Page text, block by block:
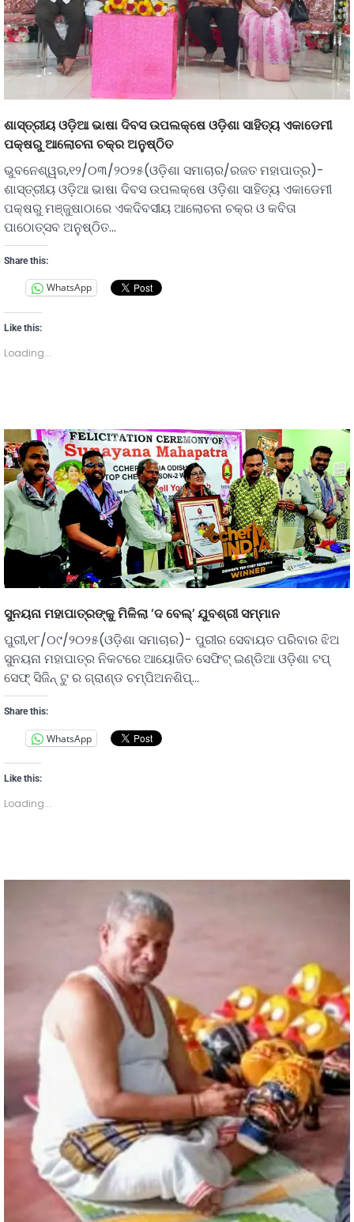
ଶାସ୍ତ୍ରୀୟ ଓଡ଼ିଆ ଭାଷା ଦିବସ ଉପଲକ୍ଷେ ଓଡ଼ିଶା ସାହିତ୍ୟ ଏକାଡେମୀ
ପକ୍ଷରୁ ଆଲୋଚନା ଚକ୍ର ଅନୁଷ୍ଠିତ
ଭୁବନେଶ୍ୱର,୧୨/୦୩/୨୦୨୫(ଓଡ଼ିଶା ସମାଚାର/ରଜତ ମହାପାତ୍ର)-
ଶାସ୍ତ୍ରୀୟ ଓଡ଼ିଆ ଭାଷା ଦିବସ ଉପଲକ୍ଷେ ଓଡ଼ିଶା ସାହିତ୍ୟ ଏକାଡେମୀ
ପକ୍ଷରୁ ମଞ୍ଜୁଷାଠାରେ ଏକଦିବସୀୟ ଆଲୋଚନା ଚକ୍ର ଓ କବିତା
ପାଠୋତ୍ସବ ଅନୁଷ୍ଠିତ…
Share this:
WhatsApp
Like this:
Loading...
ସୁନୟନା ମହାପାତ୍ରଙ୍କୁ ମିଳିଲା ‘ଦ ବେଲ୍’ ଯୁବଶ୍ରୀ ସମ୍ମାନ
ପୁରୀ,୧୮/୦୯/୨୦୨୫(ଓଡ଼ିଶା ସମାଚାର)- ପୁରୀର ସେବାୟତ ପରିବାର ଝିଅ
ସୁନୟନା ମହାପାତ୍ର ନିକଟରେ ଆୟୋଜିତ ସେଫିଟ୍ ଇଣ୍ଡିଆ ଓଡ଼ିଶା ଟପ୍
ସେଫ୍ ସିଜିନ୍ ଟୁ ର ଗ୍ରାଣ୍ଡ ଚମ୍ପିଅନଶିପ୍…
Share this:
WhatsApp
Like this:
Loading...